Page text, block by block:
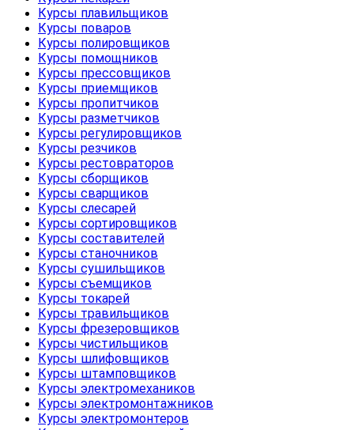
Курсы плавильщиков
Курсы поваров
Курсы полировщиков
Курсы помощников
Курсы прессовщиков
Курсы приемщиков
Курсы пропитчиков
Курсы разметчиков
Курсы регулировщиков
Курсы резчиков
Курсы рестовраторов
Курсы сборщиков
Курсы сварщиков
Курсы слесарей
Курсы сортировщиков
Курсы составителей
Курсы станочников
Курсы сушильщиков
Курсы съемщиков
Курсы токарей
Курсы травильщиков
Курсы фрезеровщиков
Курсы чистильщиков
Курсы шлифовщиков
Курсы штамповщиков
Курсы электромехаников
Курсы электромонтажников
Курсы электромонтеров